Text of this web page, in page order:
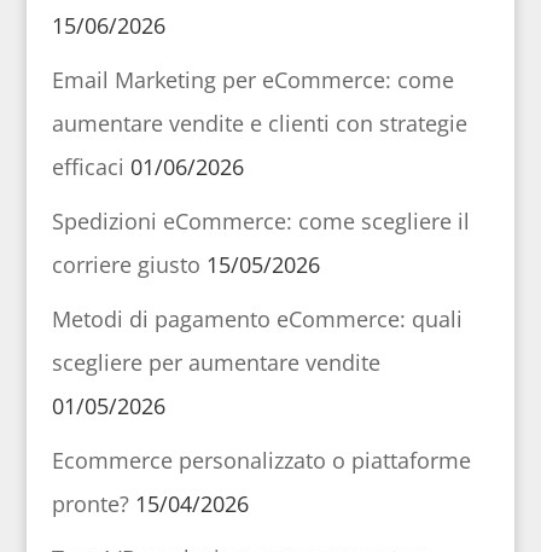
15/06/2026
Email Marketing per eCommerce: come
aumentare vendite e clienti con strategie
efficaci 01/06/2026
Spedizioni eCommerce: come scegliere il
corriere giusto 15/05/2026
Metodi di pagamento eCommerce: quali
scegliere per aumentare vendite
01/05/2026
Ecommerce personalizzato o piattaforme
pronte? 15/04/2026